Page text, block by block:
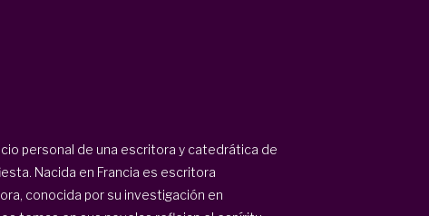
personal de una escritora y catedrática de
Nacida en Francia es escritora
conocida por su investigación en